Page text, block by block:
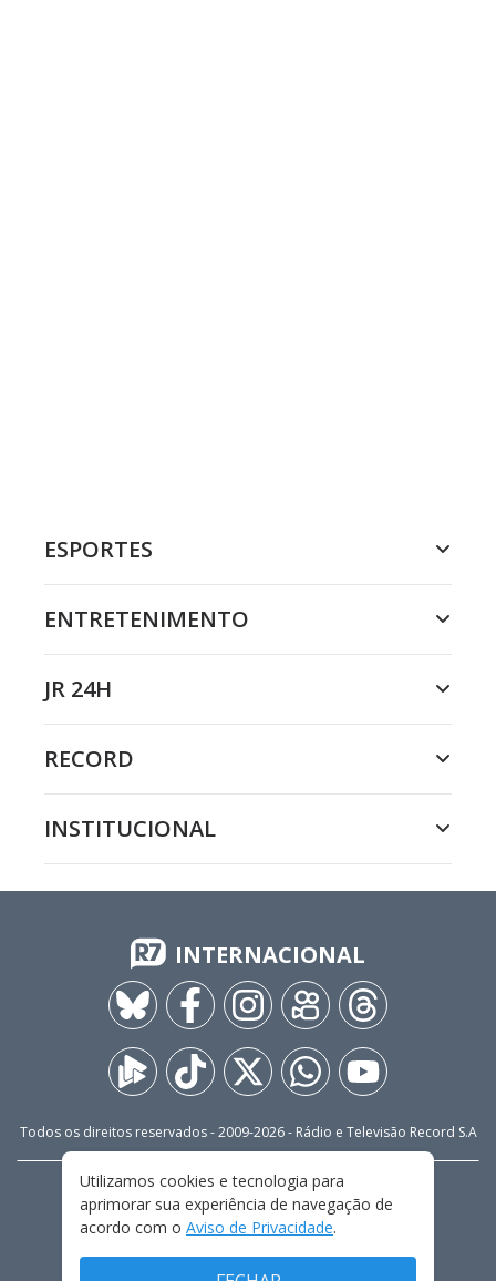
ESPORTES
ENTRETENIMENTO
JR 24H
RECORD
INSTITUCIONAL
INTERNACIONAL
Todos os direitos reservados - 2009-2026- Rádio e Televisão Record S.A
FALE CONOSCO
PRIVACIDADE
TERMOS E CONDIÇÕES DE USO
Utilizamos cookies e tecnologia para
aprimorar sua experiência de navegação de
acordo com o Aviso de Privacidade.